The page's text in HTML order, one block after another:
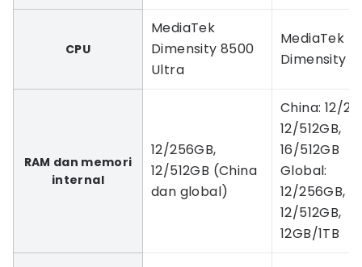
CPU
MediaTek
Dimensity 8500
Ultra
MediaTek
Dimensity
RAM dan memori
internal
12/256GB,
12/512GB (China
dan global)
China: 12/
12/512GB,
16/512GB
Global:
12/256GB,
12/512GB,
12GB/1TB